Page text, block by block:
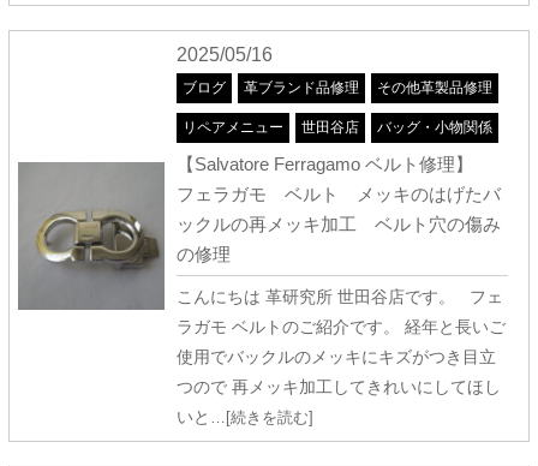
2025/05/16
ブログ 革ブランド品修理 その他革製品修理
リペアメニュー 世田谷店 バッグ・小物関係
【Salvatore Ferragamo ベルト修理】
フェラガモ ベルト メッキのはげたバ
ックルの再メッキ加工 ベルト穴の傷み
の修理
こんにちは 革研究所 世田谷店です。 フェ
ラガモ ベルトのご紹介です。 経年と長いご
使用でバックルのメッキにキズがつき目立
つので 再メッキ加工してきれいにしてほし
いと …[続きを読む]